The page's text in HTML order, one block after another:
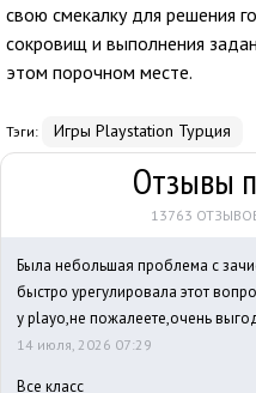
свою смекалку для решения
сокровищ и выполнения
этом порочном месте.
Тэги: Игры Playstation Турция
Отзывы
13763
Была небольшая проблема с
быстро урегулировала этот
у playo,не пожалеете,очень
14 июля, 2026 07:29
Все класс